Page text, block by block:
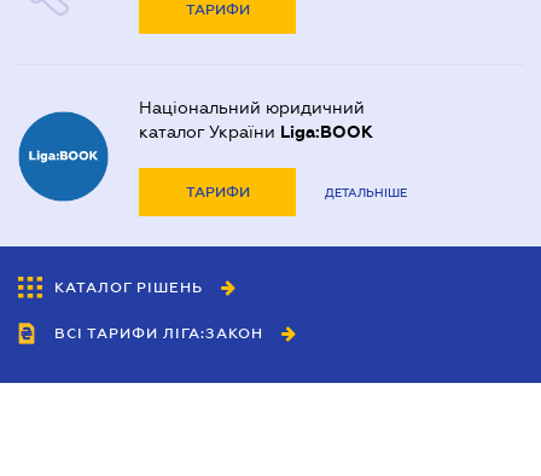
ТАРИФИ
Національний юридичний
каталог України Liga:BOOK
ТАРИФИ ДЕТАЛЬНІШЕ
КАТАЛОГ РІШЕНЬ
ВСІ ТАРИФИ ЛІГА:ЗАКОН